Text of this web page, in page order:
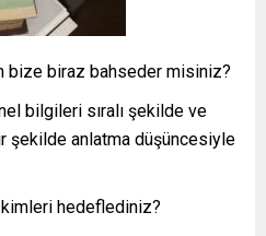
bize biraz bahseder misiniz?
bilgileri sıralı şekilde ve
şekilde anlatma düşüncesiyle
hedeflediniz?